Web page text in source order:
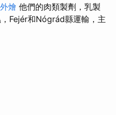
燴 他們的肉類製劑，乳製
Fejér和Nógrád縣運輸，主